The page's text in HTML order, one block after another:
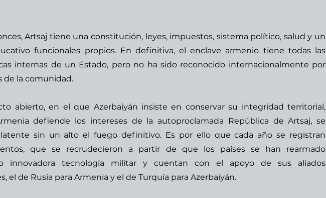
Artsaj tiene una constitución, leyes, impuestos, sistema político, salud y un
funcionales propios. En definitiva, el enclave armenio tiene todas las
internas de un Estado, pero no ha sido reconocido internacionalmente por
de la comunidad.
abierto, en el que Azerbaiyán insiste en conservar su integridad territorial,
defiende los intereses de la autoproclamada República de Artsaj, se
sin un alto el fuego definitivo. Es por ello que cada año se registran
que se recrudecieron a partir de que los países se han rearmado
innovadora tecnología militar y cuentan con el apoyo de sus aliados
el de Rusia para Armenia y el de Turquía para Azerbaiyán.